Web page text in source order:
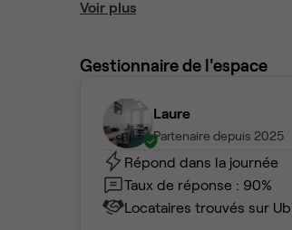
Voir plus
Gestionnaire de l'espace
Laure
Partenaire depuis 2025
Répond dans la journée
Taux de réponse : 90%
Locataires trouvés sur